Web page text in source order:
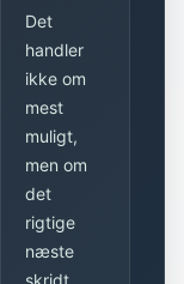
Det
handler
ikke om
mest
muligt,
men om
det
rigtige
næste
skridt.